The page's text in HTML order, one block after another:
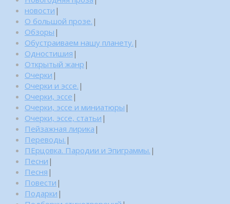
новости |
О большой прозе. |
Обзоры |
Обустраиваем нашу планету. |
Одностишия |
Открытый жанр |
Очерки |
Очерки и эссе. |
Очерки, эссе |
Очерки, эссе и миниатюры |
Очерки, эссе, статьи |
Пейзажная лирика |
Переводы. |
ПЕрцовка. Пародии и Эпиграммы. |
Песни |
Песня |
Повести |
Подарки |